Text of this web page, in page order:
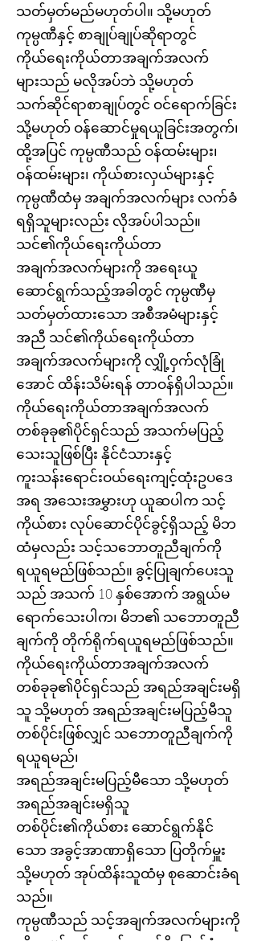
သတ်မှတ်မည်မဟုတ်ပါ။ သို့မဟုတ်
ကုမ္ပဏီနှင့် စာချုပ်ချုပ်ဆိုရာတွင်
ကိုယ်ရေးကိုယ်တာအချက်အလက်
များသည် မလိုအပ်ဘဲ သို့မဟုတ်
သက်ဆိုင်ရာစာချုပ်တွင် ဝင်ရောက်ခြင်း
သို့မဟုတ် ဝန်ဆောင်မှုရယူခြင်းအတွက်၊
ထို့အပြင် ကုမ္ပဏီသည် ဝန်ထမ်းများ၊
ဝန်ထမ်းများ၊ ကိုယ်စားလှယ်များနှင့်
ကုမ္ပဏီထံမှ အချက်အလက်များ လက်ခံ
ရရှိသူများလည်း လိုအပ်ပါသည်။
သင်၏ကိုယ်ရေးကိုယ်တာ
အချက်အလက်များကို အရေးယူ
ဆောင်ရွက်သည့်အခါတွင် ကုမ္ပဏီမှ
သတ်မှတ်ထားသော အစီအမံများနှင့်
အညီ သင်၏ကိုယ်ရေးကိုယ်တာ
အချက်အလက်များကို လျှို့ဝှက်လုံခြုံ
အောင် ထိန်းသိမ်းရန် တာဝန်ရှိပါသည်။
ကိုယ်ရေးကိုယ်တာအချက်အလက်
တစ်ခုခု၏ပိုင်ရှင်သည် အသက်မပြည့်
သေးသူဖြစ်ပြီး နိုင်ငံသားနှင့်
ကူးသန်းရောင်းဝယ်ရေးကျင့်ထုံးဥပဒေ
အရ အသေးအမွှားဟု ယူဆပါက သင့်
ကိုယ်စား လုပ်ဆောင်ပိုင်ခွင့်ရှိသည့် မိဘ
ထံမှလည်း သင့်သဘောတူညီချက်ကို
ရယူရမည်ဖြစ်သည်။ ခွင့်ပြုချက်ပေးသူ
သည် အသက် 10 နှစ်အောက် အရွယ်မ
ရောက်သေးပါက၊ မိဘ၏ သဘောတူညီ
ချက်ကို တိုက်ရိုက်ရယူရမည်ဖြစ်သည်။
ကိုယ်ရေးကိုယ်တာအချက်အလက်
တစ်ခုခု၏ပိုင်ရှင်သည် အရည်အချင်းမရှိ
သူ သို့မဟုတ် အရည်အချင်းမပြည့်မီသူ
တစ်ပိုင်းဖြစ်လျှင် သဘောတူညီချက်ကို
ရယူရမည်၊
အရည်အချင်းမပြည့်မီသော သို့မဟုတ်
အရည်အချင်းမရှိသူ
တစ်ပိုင်း၏ကိုယ်စား ဆောင်ရွက်နိုင်
သော အခွင့်အာဏာရှိသော ပြတိုက်မှူး
သို့မဟုတ် အုပ်ထိန်းသူထံမှ စုဆောင်းခံရ
သည်။
ကုမ္ပဏီသည် သင့်အချက်အလက်များကို